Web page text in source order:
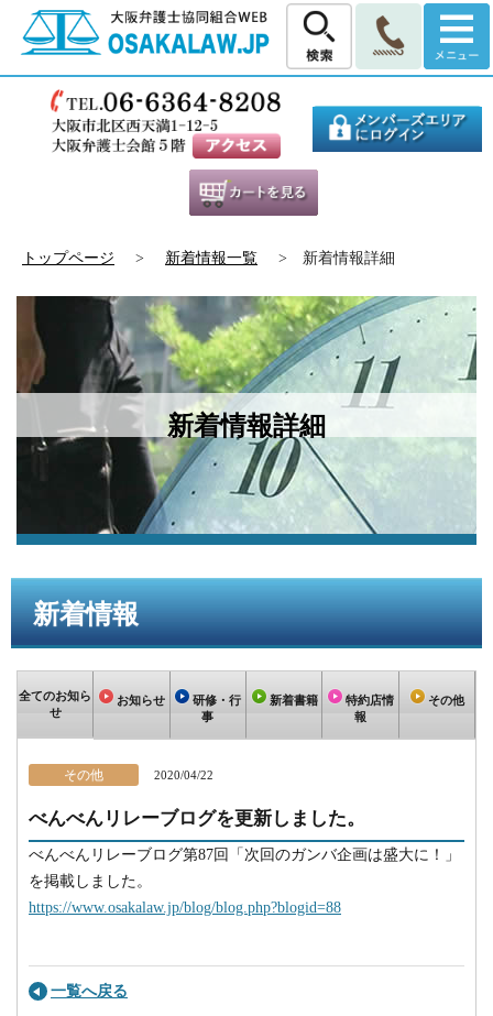
トップページ > 新着情報一覧 > 新着情報詳細
新着情報詳細
新着情報
全てのお知ら
せ
お知らせ
研修・行
事
新着書籍
特約店情
報
その他
その他 2020/04/22
べんべんリレーブログを更新しました。
べんべんリレーブログ第87回「次回のガンバ企画は盛大に！」
を掲載しました。
https://www.osakalaw.jp/blog/blog.php?blogid=88
一覧へ戻る